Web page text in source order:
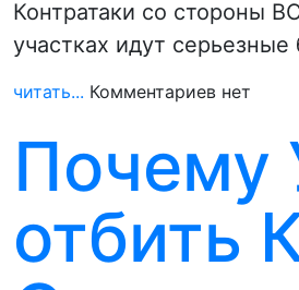
Контратаки со стороны
участках идут
читать... Комментариев нет
Почему
отбить